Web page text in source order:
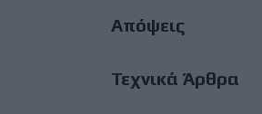
Απόψεις
Τεχνικά Άρθρα